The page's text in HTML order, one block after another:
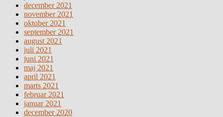
december 2021
november 2021
oktober 2021
september 2021
august 2021
juli 2021
juni 2021
maj 2021
april 2021
marts 2021
februar 2021
januar 2021
december 2020